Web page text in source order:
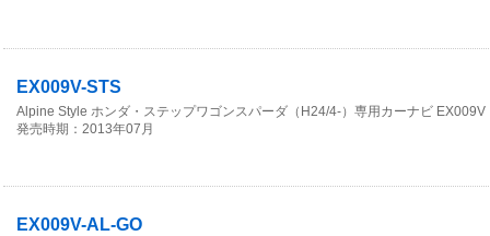
EX009V-STS
Alpine Style ホンダ・ステップワゴンスパーダ（H24/4-）専用カーナビ EX009V
発売時期：2013年07月
EX009V-AL-GO